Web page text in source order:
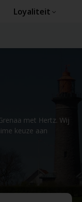
Loyaliteit
met Hertz. Wij
keuze aan